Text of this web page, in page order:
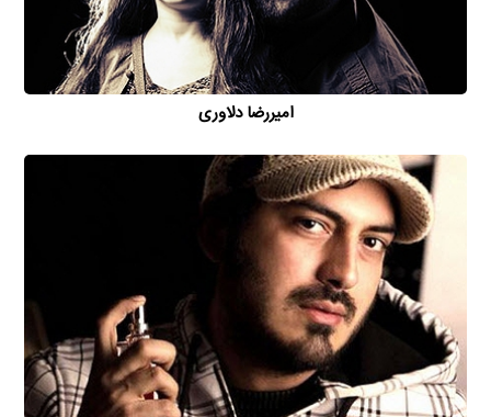
امیررضا دلاوری